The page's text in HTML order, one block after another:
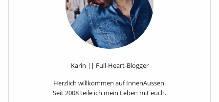
Karin || Full-Heart-Blogger
Herzlich willkommen auf InnenAussen.
Seit 2008 teile ich mein Leben mit euch.